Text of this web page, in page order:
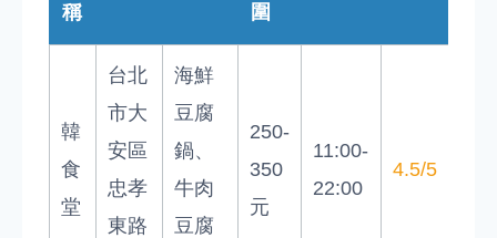
稱
圍
韓
食
堂
台北
市大
安區
忠孝
東路
海鮮
豆腐
鍋、
牛肉
豆腐
250-
350
元
11:00-
22:00
4.5/5